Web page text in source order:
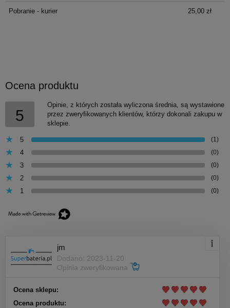
Pobranie - kurier 25,00 zł
Ocena produktu
5
Opinie, z których została wyliczona średnia, są wystawione
przez zweryfikowanych klientów, którzy dokonali zakupu w
sklepie.
5 (1)
4 (0)
3 (0)
2 (0)
1 (0)
jm
Dodano: 2023-11-20
Opinia zweryfikowana
Ocena sklepu:
Ocena produktu: